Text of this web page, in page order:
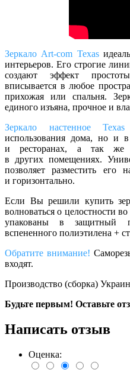
Зеркало Art-com Texas
интерьеров. Его строгие
создают эффект
вписывается в любое
прихожая или спальня.
единого изъяна, прочное и
Зеркало настенное
использования дома, но и
и ресторанах, а так же
в других помещениях.
позволяет разместить его
и горизонтально.
Если Вы решили купить
волноваться о целостности
упакованы в защитный
вспененного полиэтилена +
Обратите внимание!
входят.
Производство (сборка)
Будьте первым! Оставьте
Написать отзыв
Оценка: